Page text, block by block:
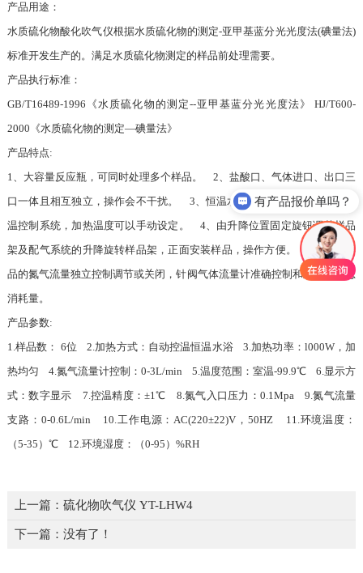
产品用途：
水质硫化物酸化吹气仪根据水质硫化物的测定-亚甲基蓝分光光度法(碘量法)
标准开发生产的。满足水质硫化物测定的样品前处理需要。
产品执行标准：
GB/T16489-1996《水质硫化物的测定--亚甲基蓝分光光度法》 HJ/T600-
2000《水质硫化物的测定—碘量法》
产品特点:
1、大容量反应瓶，可同时处理多个样品。 2、盐酸口、气体进口、出口三
口一体且相互独立，操作会不干扰。 3、恒温水浴加热，具有快速自动恒
温控制系统，加热温度可以手动设定。 4、由升降位置固定旋钮调节样品
架及配气系统的升降旋转样品架，正面安装样品，操作方便。 5、每个样
品的氮气流量独立控制调节或关闭，针阀气体流量计准确控制和显示气体总
消耗量。
产品参数:
1.样品数： 6位 2.加热方式：自动控温恒温水浴 3.加热功率：l000W，加
热均匀 4.氮气流量计控制：0-3L/min 5.温度范围：室温-99.9℃ 6.显示方
式：数字显示 7.控温精度：±1℃ 8.氮气入口压力：0.1Mpa 9.氮气流量
支路：0-0.6L/min 10.工作电源：AC(220±22)V，50HZ 11.环境温度：
（5-35）℃ 12.环境湿度：（0-95）%RH
上一篇： 硫化物吹气仪 YT-LHW4
下一篇：没有了！
有产品报价单吗？